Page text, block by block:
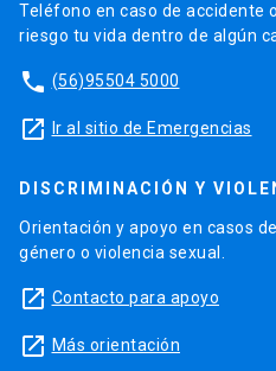
Teléfono en caso de accidente
riesgo tu vida dentro de algún
phone (56)95504 5000
launch Ir al sitio de Emergencias
DISCRIMINACIÓN Y
Orientación y apoyo en casos
género o violencia sexual.
launch Contacto para apoyo
launch Más orientación